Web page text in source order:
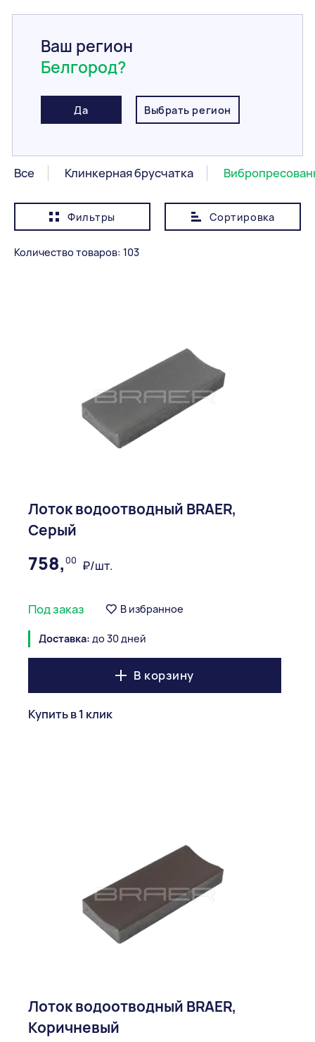
Ваш регион
Белгород?
Да Выбрать регион
Главная / Каталог / Тротуарная плитка и брусчатка
Вибропресованная
Все Клинкерная брусчатка
Фильтры Сортировка
Показывать сначала
Количество товаров: 103
Лоток водоотводный BRAER,
Серый
758,00 ₽/шт.
Под заказ В избранное
Доставка: до 30 дней
В корзину
Купить в 1 клик
Лоток водоотводный BRAER,
Коричневый